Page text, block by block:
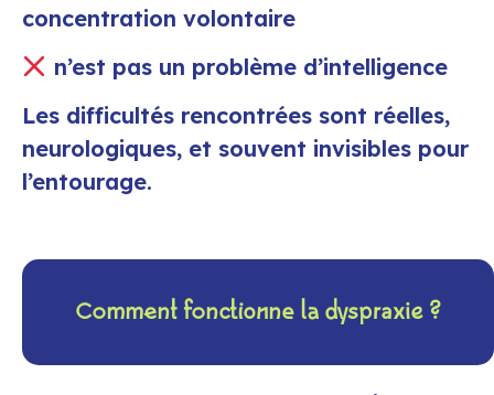
concentration volontaire
n’est pas un problème d’intelligence
Les difficultés rencontrées sont réelles,
neurologiques, et souvent invisibles pour
l’entourage.
Comment fonctionne la dyspraxie ?